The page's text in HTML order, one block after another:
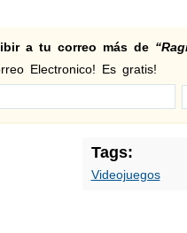
a tu correo más de
Electronico! Es gratis!
Tags:
Videojuegos